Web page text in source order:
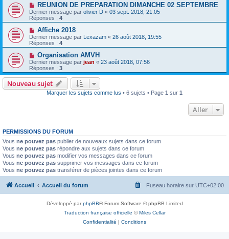
REUNION DE PREPARATION DIMANCHE 02 SEPTEMBRE
Dernier message par olivier D « 03 sept. 2018, 21:05
Réponses : 4
Affiche 2018
Dernier message par Lexazam « 26 août 2018, 19:55
Réponses : 4
Organisation AMVH
Dernier message par jean « 23 août 2018, 07:56
Réponses : 3
Nouveau sujet
Marquer les sujets comme lus • 6 sujets • Page 1 sur 1
Aller
PERMISSIONS DU FORUM
Vous ne pouvez pas publier de nouveaux sujets dans ce forum
Vous ne pouvez pas répondre aux sujets dans ce forum
Vous ne pouvez pas modifier vos messages dans ce forum
Vous ne pouvez pas supprimer vos messages dans ce forum
Vous ne pouvez pas transférer de pièces jointes dans ce forum
Accueil Accueil du forum Fuseau horaire sur UTC+02:00
Développé parphpBB® Forum Software © phpBB Limited
Traduction française officielle ©Miles Cellar
Confidentialité | Conditions